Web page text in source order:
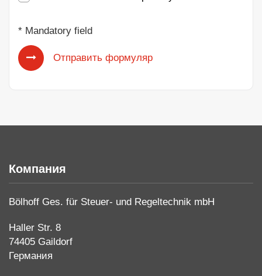
* Mandatory field
Отправить формуляр
Компания
Bölhoff Ges. für Steuer- und Regeltechnik mbH
Haller Str. 8
74405 Gaildorf
Германия